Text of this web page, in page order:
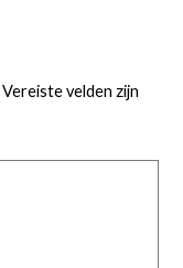
Vereiste velden zijn